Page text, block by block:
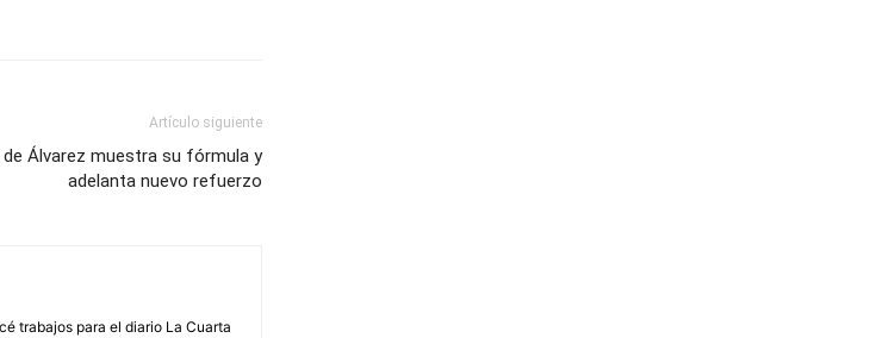
Artículo siguiente
de Álvarez muestra su fórmula y
adelanta nuevo refuerzo
trabajos para el diario La Cuarta